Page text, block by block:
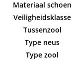
Materiaal schoen
Veiligheidsklasse
Tussenzool
Type neus
Type zool